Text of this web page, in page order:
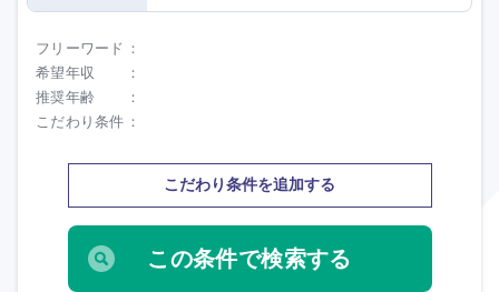
フリーワード
希望年収
推奨年齢
こだわり条件
こだわり条件を追加する
選択する
選択する
選択する
選択する